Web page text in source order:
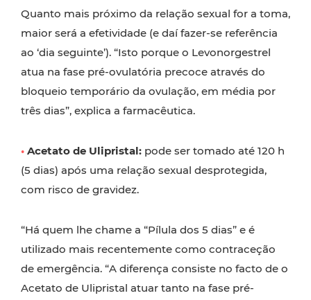
Quanto mais próximo da relação sexual for a toma,
maior será a efetividade (e daí fazer-se referência
ao ‘dia seguinte’). “Isto porque o Levonorgestrel
atua na fase pré-ovulatória precoce através do
bloqueio temporário da ovulação, em média por
três dias”, explica a farmacêutica.
• Acetato de Ulipristal: pode ser tomado até 120 h
(5 dias) após uma relação sexual desprotegida,
com risco de gravidez.
“Há quem lhe chame a “Pílula dos 5 dias” e é
utilizado mais recentemente como contraceção
de emergência. “A diferença consiste no facto de o
Acetato de Ulipristal atuar tanto na fase pré-